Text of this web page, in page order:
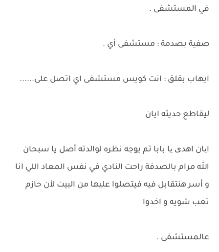
في المستشفى .
صفية بصدمة : مستشفى أي .
ايهاب بقلق : انت كويس مستشفى اي اتصل على......
ليقاطع حديثه ايان
ایان اهدی یا بابا تم يوجه نظره لوالدته أصل يا سبحان
الله مرام بالصدفة راحت النادي في نفس المعاد اللي انا
و أسر هنتقابل فيه فيتصلوا عليها من البيت لأن حازم
تعب شويه و اخدوا
عالمستشفى .